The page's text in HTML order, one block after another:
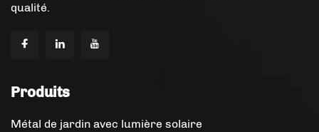
qualité.
Produits
Métal de jardin avec lumière solaire